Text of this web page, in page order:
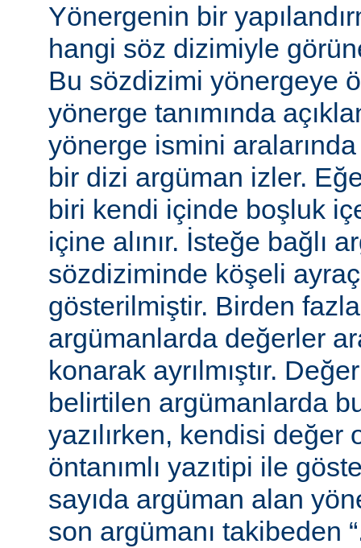
Yönergenin bir
hangi söz dizimiyle
Bu sözdizimi yönergeye
yönerge tanımında
yönerge ismini aralarında
bir dizi argüman izler.
biri kendi içinde boşluk
içine alınır. İsteğe bağlı
sözdiziminde köşeli
gösterilmiştir. Birden
argümanlarda değerler
konarak ayrılmıştır.
belirtilen argümanlarda
yazılırken, kendisi değer
öntanımlı yazıtipi ile
sayıda argüman alan
son argümanı takibeden